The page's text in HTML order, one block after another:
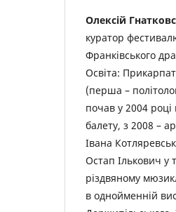
Олексій
куратор
Франківського
Освіта:
(перша –
почав у 2004 році
балету, з 2008 –
Івана
Остап Ількович у
різдвяному
в однойменній